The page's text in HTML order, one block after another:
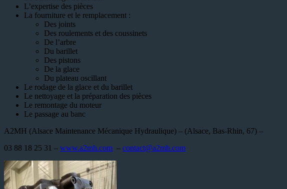
L’expertise des pièces
La fourniture et le remplacement :
Des joints
Des roulements et des coussinets
De l’arbre
Du barillet
Des pistons
De la glace
Du plateau oscillant
Le rodage de la glace et du barillet
Le nettoyage et la préparation des pièces
Le remontage du moteur
Le passage au banc
A2MH (Alsace Maintenance Mécanique Hydraulique) – (Alsace, Bas-Rhin, 67) –
03 88 18 25 31 – www.a2mh.com – contact@a2mh.com